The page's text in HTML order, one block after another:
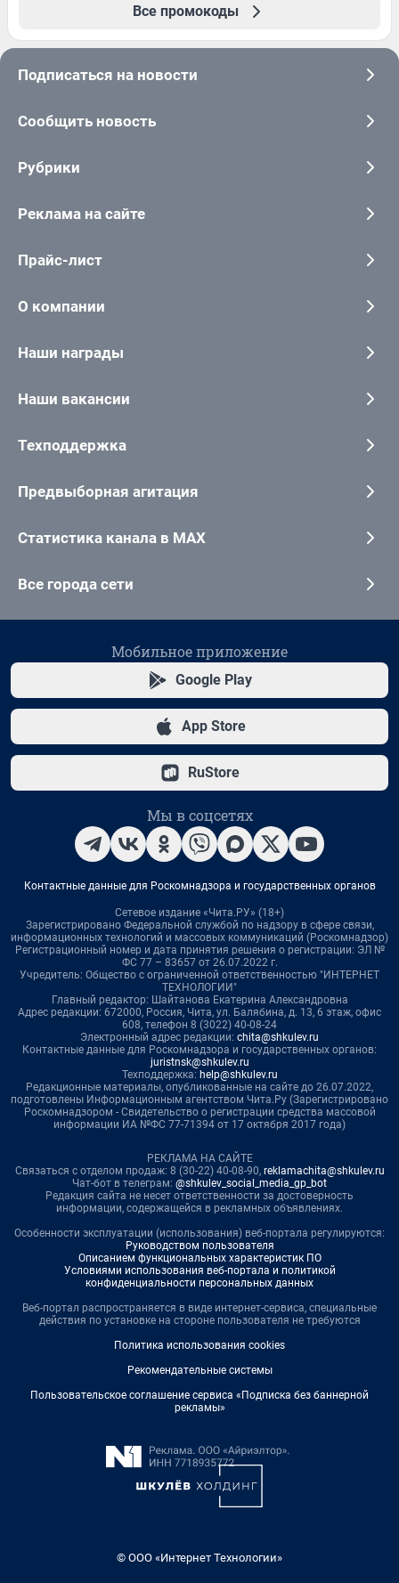
Все промокоды
Подписаться на новости
Сообщить новость
Рубрики
Реклама на сайте
Прайс-лист
О компании
Наши награды
Наши вакансии
Техподдержка
Предвыборная агитация
Статистика канала в MAX
Все города сети
Мобильное приложение
Google Play
App Store
RuStore
Мы в соцсетях
Контактные данные для Роскомнадзора и государственных органов
Сетевое издание «Чита.РУ» (18+)
Зарегистрировано Федеральной службой по надзору в сфере связи,
информационных технологий и массовых коммуникаций (Роскомнадзор)
Регистрационный номер и дата принятия решения о регистрации: ЭЛ №
ФС 77 – 83657 от 26.07.2022 г.
Учредитель: Общество с ограниченной ответственностью "ИНТЕРНЕТ
ТЕХНОЛОГИИ"
Главный редактор: Шайтанова Екатерина Александровна
Адрес редакции: 672000, Россия, Чита, ул. Балябина, д. 13, 6 этаж, офис
608, телефон 8 (3022) 40-08-24
Электронный адрес редакции: chita@shkulev.ru
Контактные данные для Роскомнадзора и государственных органов:
juristnsk@shkulev.ru
Техподдержка: help@shkulev.ru
Редакционные материалы, опубликованные на сайте до 26.07.2022,
подготовлены Информационным агентством Чита.Ру (Зарегистрировано
Роскомнадзором - Свидетельство о регистрации средства массовой
информации ИА №ФС 77-71394 от 17 октября 2017 года)
РЕКЛАМА НА САЙТЕ
Связаться с отделом продаж: 8 (30-22) 40-08-90, reklamachita@shkulev.ru
Чат-бот в телеграм: @shkulev_social_media_gp_bot
Редакция сайта не несет ответственности за достоверность
информации, содержащейся в рекламных объявлениях.
Особенности эксплуатации (использования) веб-портала регулируются:
Руководством пользователя
Описанием функциональных характеристик ПО
Условиями использования веб-портала и политикой
конфиденциальности персональных данных
Веб-портал распространяется в виде интернет-сервиса, специальные
действия по установке на стороне пользователя не требуются
Политика использования cookies
Рекомендательные системы
Пользовательское соглашение сервиса «Подписка без баннерной
рекламы»
© ООО «Интернет Технологии»